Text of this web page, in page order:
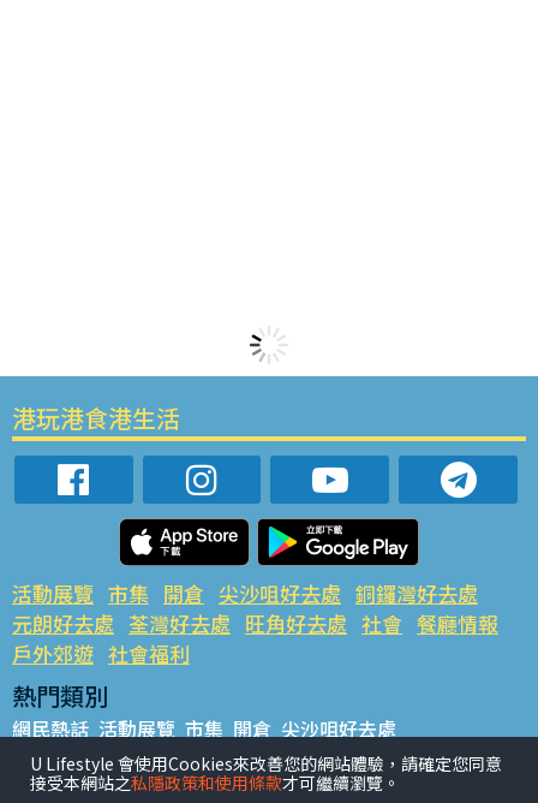
港玩港食港生活
活動展覽 市集 開倉 尖沙咀好去處 銅鑼灣好去處
元朗好去處 荃灣好去處 旺角好去處 社會 餐廳情報
戶外郊遊 社會福利
熱門類別
網民熱話 活動展覽 市集 開倉 尖沙咀好去處
銅鑼灣好去處 元朗好去處 荃灣好去處 旺角好去處 社會
餐廳情報 戶外郊遊
U Lifestyle 會使用Cookies來改善您的網站體驗，請確定您同意
接受本網站之私隱政策和使用條款才可繼續瀏覽。